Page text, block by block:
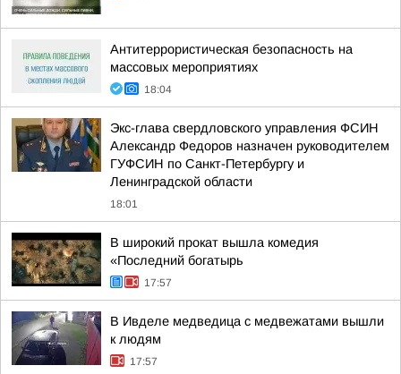
Антитеррористическая безопасность на
массовых мероприятиях
18:04
Экс-глава свердловского управления ФСИН
Александр Федоров назначен руководителем
ГУФСИН по Санкт-Петербургу и
Ленинградской области
18:01
В широкий прокат вышла комедия
«Последний богатырь
17:57
В Ивделе медведица с медвежатами вышли
к людям
17:57